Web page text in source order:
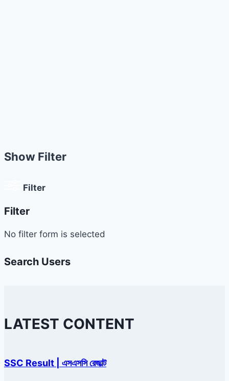
Show Filter
Filter
Filter
No filter form is selected
Search Users
LATEST CONTENT
SSC Result | এসএসসি রেজাল্ট